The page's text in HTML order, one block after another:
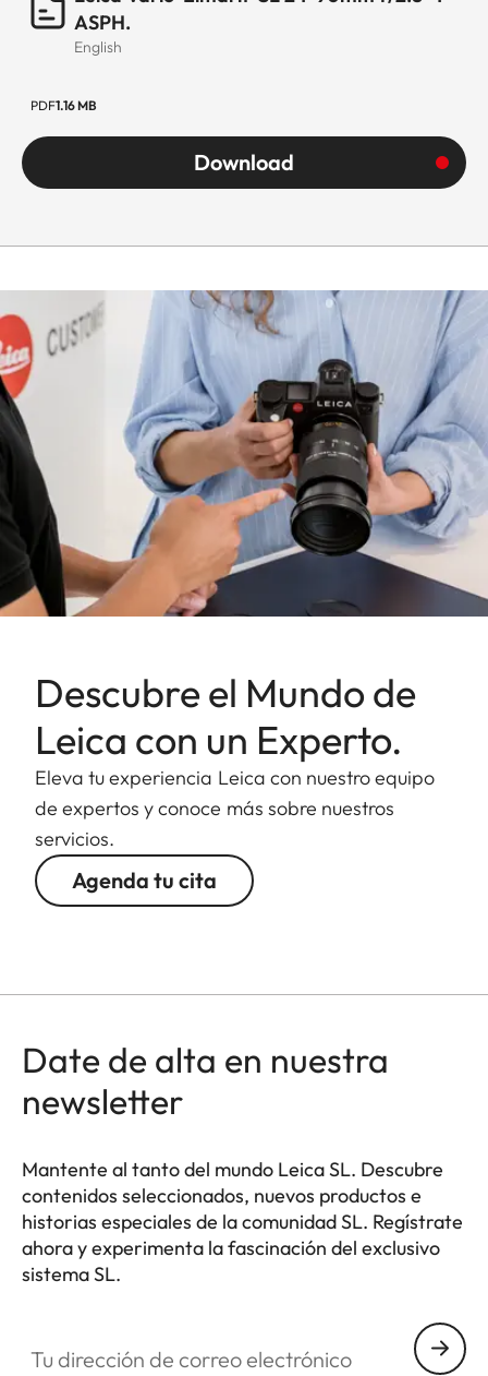
Largest
ASPH.
English
PDF1.16 MB
Download
Descubre el Mundo de
Leica con un Experto.
Eleva tu experiencia Leica con nuestro equipo
de expertos y conoce más sobre nuestros
servicios.
Agenda tu cita
Date de alta en nuestra
newsletter
Mantente al tanto del mundo Leica SL. Descubre
contenidos seleccionados, nuevos productos e
historias especiales de la comunidad SL. Regístrate
ahora y experimenta la fascinación del exclusivo
sistema SL.